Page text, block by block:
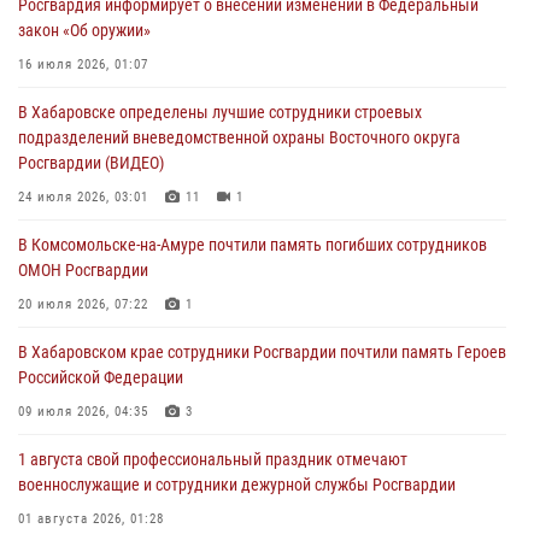
избирательного права
31 июля 2026, 03:26
женщине, потерявшей сознание во время массового мероприятия
29 июля 2026, 23:24 2
В Хабаровске продолжается акция «Каникулы с Росгвардией»
За прошедшую неделю в Хабаровском крае росгвардейцы провели
свыше 120 проверок условий хранения оружия
Росгвардия информирует о внесении изменений в Федеральный
закон «Об оружии»
16 июля 2026, 01:07
В Хабаровске определены лучшие сотрудники строевых
подразделений вневедомственной охраны Восточного округа
Росгвардии (ВИДЕО)
24 июля 2026, 03:01 11 1
В Комсомольске-на-Амуре почтили память погибших сотрудников
ОМОН Росгвардии
20 июля 2026, 07:22 1
В Хабаровском крае сотрудники Росгвардии почтили память Героев
Российской Федерации
09 июля 2026, 04:35 3
1 августа свой профессиональный праздник отмечают
военнослужащие и сотрудники дежурной службы Росгвардии
01 августа 2026, 01:28